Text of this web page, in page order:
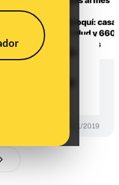
el bulo
euros de
17/11/2019